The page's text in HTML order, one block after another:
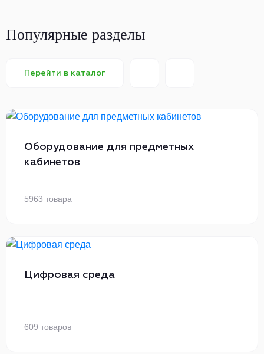
Популярные разделы
Перейти в каталог
Оборудование для предметных
кабинетов
5963 товара
Цифровая среда
609 товаров